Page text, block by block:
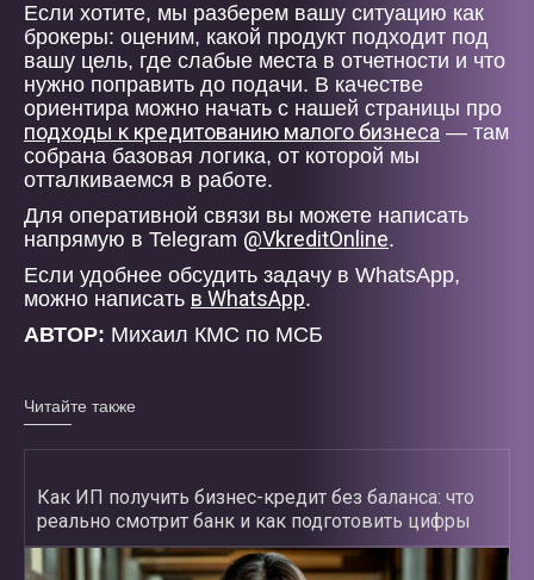
Если хотите, мы разберем вашу ситуацию как
брокеры: оценим, какой продукт подходит под
вашу цель, где слабые места в отчетности и что
нужно поправить до подачи. В качестве
ориентира можно начать с нашей страницы про
подходы к кредитованию малого бизнеса — там
собрана базовая логика, от которой мы
отталкиваемся в работе.
Для оперативной связи вы можете написать
напрямую в Telegram @VkreditOnline.
Если удобнее обсудить задачу в WhatsApp,
можно написать в WhatsApp.
АВТОР: Михаил КМС по МСБ
Читайте также
Как ИП получить бизнес-кредит без баланса: что
реально смотрит банк и как подготовить цифры